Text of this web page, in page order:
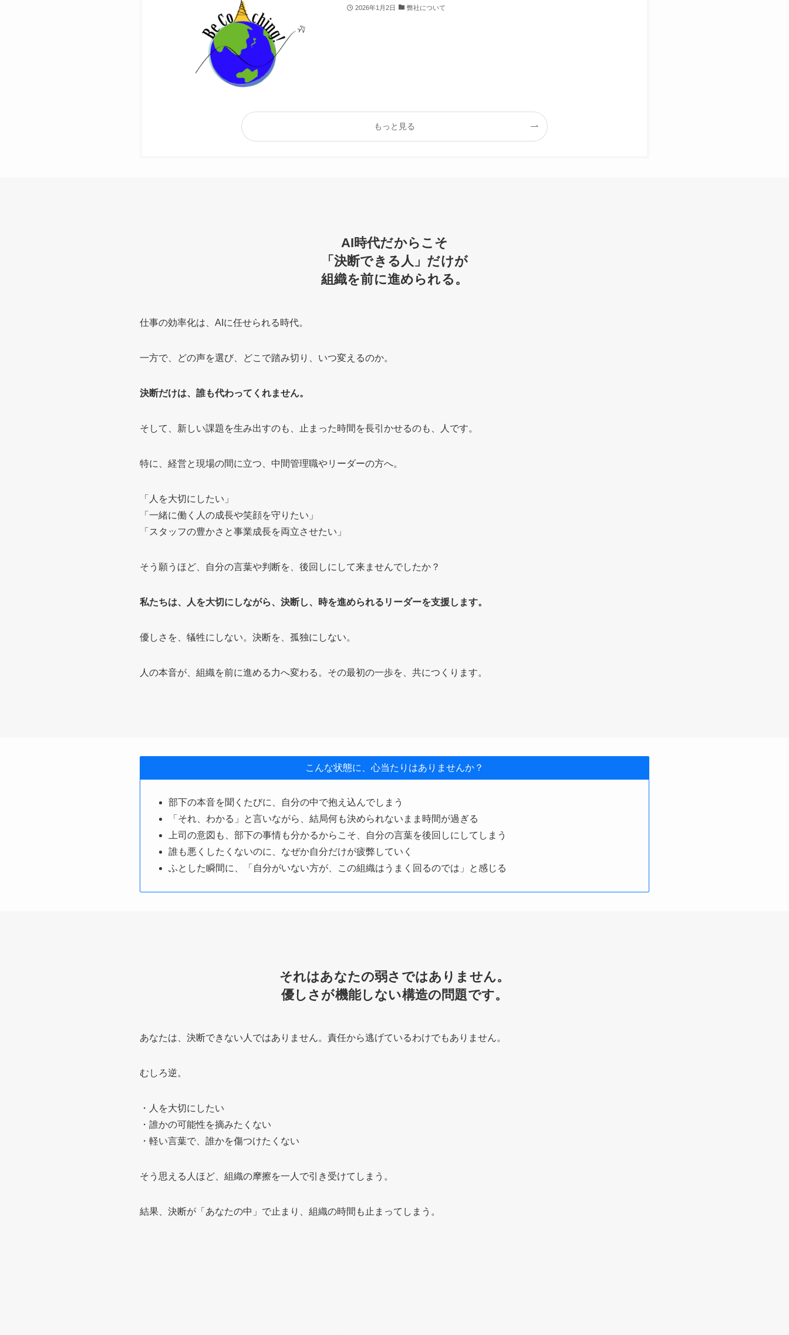
2026年1月2日 弊社について
もっと見る
AI時代だからこそ
「決断できる人」だけが
組織を前に進められる。
仕事の効率化は、AIに任せられる時代。
一方で、どの声を選び、どこで踏み切り、いつ変えるのか。
決断だけは、誰も代わってくれません。
そして、新しい課題を生み出すのも、止まった時間を長引かせるのも、人です。
特に、経営と現場の間に立つ、中間管理職やリーダーの方へ。
「人を大切にしたい」
「一緒に働く人の成長や笑顔を守りたい」
「スタッフの豊かさと事業成長を両立させたい」
そう願うほど、自分の言葉や判断を、後回しにして来ませんでしたか？
私たちは、人を大切にしながら、決断し、時を進められるリーダーを支援します。
優しさを、犠牲にしない。決断を、孤独にしない。
人の本音が、組織を前に進める力へ変わる。その最初の一歩を、共につくります。
こんな状態に、心当たりはありませんか？
部下の本音を聞くたびに、自分の中で抱え込んでしまう
「それ、わかる」と言いながら、結局何も決められないまま時間が過ぎる
上司の意図も、部下の事情も分かるからこそ、自分の言葉を後回しにしてしまう
誰も悪くしたくないのに、なぜか自分だけが疲弊していく
ふとした瞬間に、「自分がいない方が、この組織はうまく回るのでは」と感じる
それはあなたの弱さではありません。
優しさが機能しない構造の問題です。
あなたは、決断できない人ではありません。責任から逃げているわけでもありません。
むしろ逆。
・人を大切にしたい
・誰かの可能性を摘みたくない
・軽い言葉で、誰かを傷つけたくない
そう思える人ほど、組織の摩擦を一人で引き受けてしまう。
結果、決断が「あなたの中」で止まり、組織の時間も止まってしまう。